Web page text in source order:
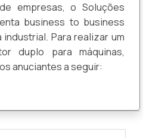
empresas, o Soluções
business to business
Para realizar um
duplo para máquinas,
anuciantes a seguir: